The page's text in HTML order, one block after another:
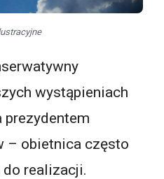
wystąpieniach
prezydentem
– obietnica często
do realizacji.